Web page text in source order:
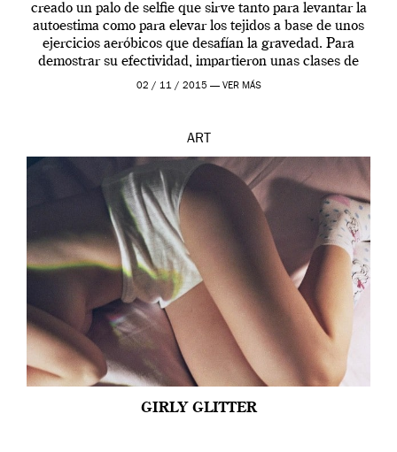
creado un palo de selfie que sirve tanto para levantar la
autoestima como para elevar los tejidos a base de unos
ejercicios aeróbicos que desafían la gravedad. Para
demostrar su efectividad, impartieron unas clases de
prueba en el Tate […]
02 / 11 / 2015 — VER MÁS
ART
GIRLY GLITTER